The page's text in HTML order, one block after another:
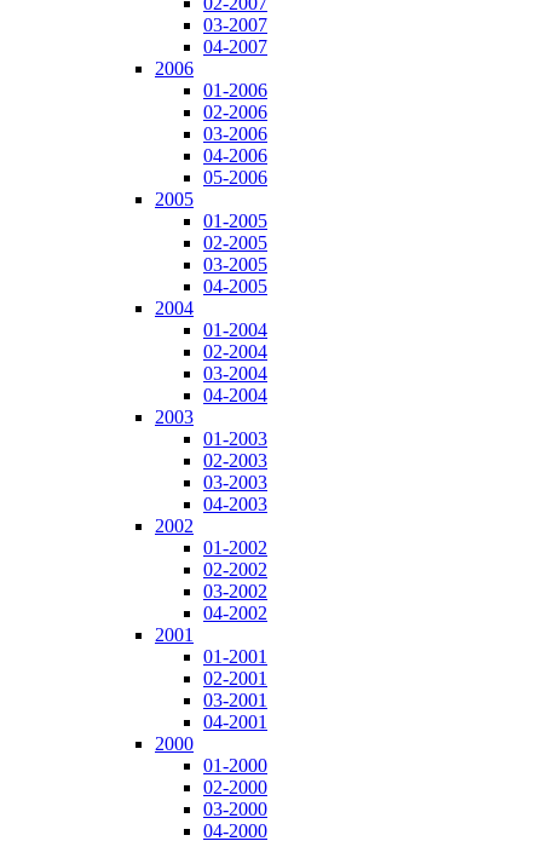
03-2007
04-2007
2006
01-2006
02-2006
03-2006
04-2006
05-2006
2005
01-2005
02-2005
03-2005
04-2005
2004
01-2004
02-2004
03-2004
04-2004
2003
01-2003
02-2003
03-2003
04-2003
2002
01-2002
02-2002
03-2002
04-2002
2001
01-2001
02-2001
03-2001
04-2001
2000
01-2000
02-2000
03-2000
04-2000